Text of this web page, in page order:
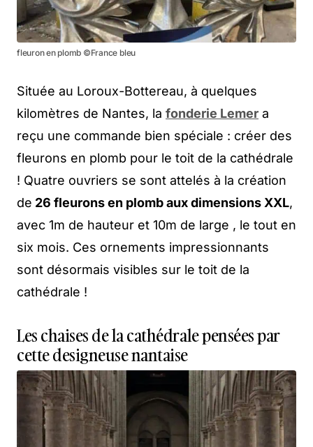
fleuron en plomb ©France bleu
Située au Loroux-Bottereau, à quelques
kilomètres de Nantes, la fonderie Lemer a
reçu une commande bien spéciale : créer des
fleurons en plomb pour le toit de la cathédrale
! Quatre ouvriers se sont attelés à la création
de 26 fleurons en plomb aux dimensions XXL,
avec 1m de hauteur et 10m de large , le tout en
six mois. Ces ornements impressionnants
sont désormais visibles sur le toit de la
cathédrale !
Les chaises de la cathédrale pensées par
cette designeuse nantaise